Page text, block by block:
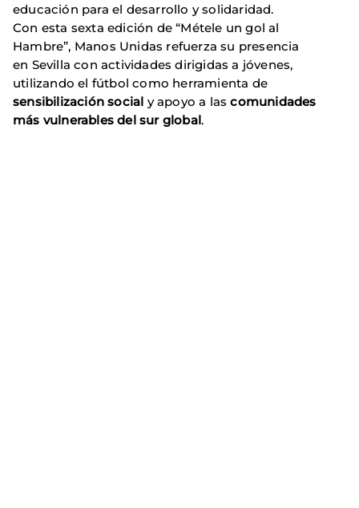
educación para el desarrollo y solidaridad.
Con esta sexta edición de “Métele un gol al
Hambre”, Manos Unidas refuerza su presencia
en Sevilla con actividades dirigidas a jóvenes,
utilizando el fútbol como herramienta de
sensibilización social y apoyo a lascomunidades
más vulnerables del sur global.